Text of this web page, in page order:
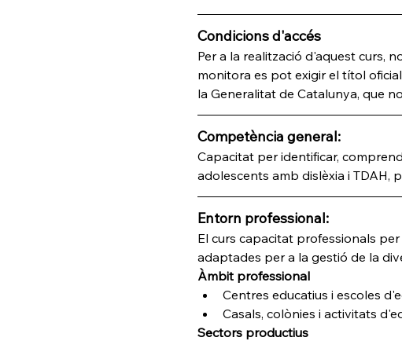
Condicions d'accés
Per a la realització d'aquest curs,
monitora es pot exigir el títol
la Generalitat de Catalunya, que
Competència general:
Capacitat per identificar,
adolescents amb dislèxia i TDAH,
Entorn professional:
El curs capacitat professionals
adaptades per a la gestió de la
Àmbit professional
Centres educatius i escoles
Casals, colònies i activitats
Sectors productius